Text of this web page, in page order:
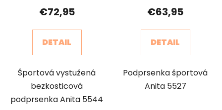
€72,95
DETAIL
Športová vystužená
bezkosticová
podprsenka Anita 5544
produktu
je
3,0
z
hviezdičiek.
€63,95
DETAIL
Podprsenka športová
Anita 5527